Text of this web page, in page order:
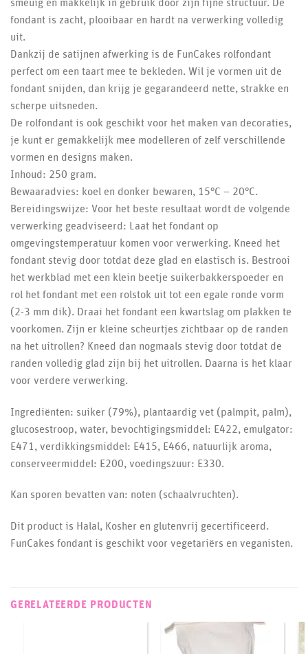
smeuïg en makkelijk in gebruik door zijn fijne structuur. De
fondant is zacht, plooibaar en hardt na verwerking volledig
uit.
Dankzij de satijnen afwerking is de FunCakes rolfondant
perfect om een taart mee te bekleden. Wil je vormen uit de
fondant snijden, dan krijg je gegarandeerd nette, strakke en
scherpe uitsneden.
De rolfondant is ook geschikt voor het maken van decoraties,
je kunt er gemakkelijk mee modelleren of zelf verschillende
vormen en designs maken.
Inhoud: 250 gram.
Bewaaradvies: koel en donker bewaren, 15°C – 20°C.
Bereidingswijze: Voor het beste resultaat wordt de volgende
verwerking geadviseerd: Laat het fondant op
omgevingstemperatuur komen voor verwerking. Kneed het
fondant stevig door totdat deze glad en elastisch is. Bestrooi
het werkblad met een klein beetje suikerbakkerspoeder en
rol het fondant met een rolstok uit tot een egale ronde vorm
(2-3 mm dik). Draai het fondant een kwartslag om plakken te
voorkomen. Zijn er kleine scheurtjes zichtbaar op de randen
na het uitrollen? Kneed dan nogmaals stevig door totdat de
randen volledig glad zijn bij het uitrollen. Daarna is het klaar
voor verdere verwerking.
Ingrediënten: suiker (79%), plantaardig vet (palmpit, palm),
glucosestroop, water, bevochtigingsmiddel: E422, emulgator:
E471, verdikkingsmiddel: E415, E466, natuurlijk aroma,
conserveermiddel: E200, voedingszuur: E330.
Kan sporen bevatten van: noten (schaalvruchten).
Dit product is Halal, Kosher en glutenvrij gecertificeerd.
FunCakes fondant is geschikt voor vegetariërs en veganisten.
GERELATEERDE PRODUCTEN